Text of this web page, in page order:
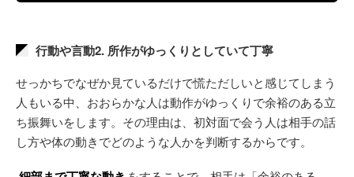
行動や言動2. 所作がゆっくりとしていて丁寧
せっかちでなぜか見ているだけで慌ただしいと感じてしまう
人もいる中、おおらかな人は動作がゆっくりで余裕のある立
ち振舞いをします。その理由は、初対面で会う人は相手の話
し方や体の動きでどのような人かを判断するからです。